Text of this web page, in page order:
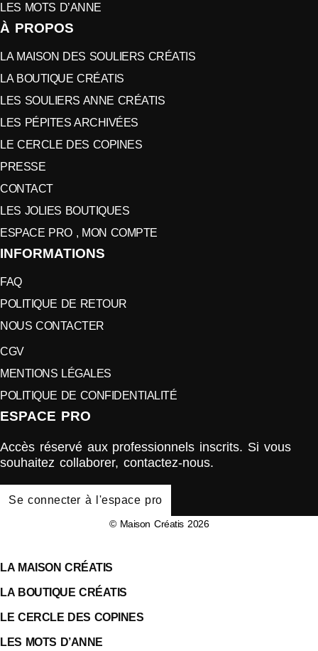
LES MOTS D’ANNE
À PROPOS
LA MAISON DES SOULIERS CRÉATIS
LA BOUTIQUE CRÉATIS
LES SOULIERS ANNE CRÉATIS
LES PÉPITES ARCHIVÉES
LE CERCLE DES COPINES
PRESSE
CONTACT
LES JOLIES BOUTIQUES
ESPACE PRO , MON COMPTE
INFORMATIONS
FAQ
POLITIQUE DE RETOUR
NOUS CONTACTER
CGV
MENTIONS LÉGALES
POLITIQUE DE CONFIDENTIALITÉ
ESPACE PRO
Accès réservé aux professionnels inscrits. Si vous
souhaitez collaborer, contactez-nous.
Se connecter à l'espace pro
© Maison Créatis 2026
LA MAISON CRÉATIS
LA BOUTIQUE CRÉATIS
LE CERCLE DES COPINES
LES MOTS D’ANNE